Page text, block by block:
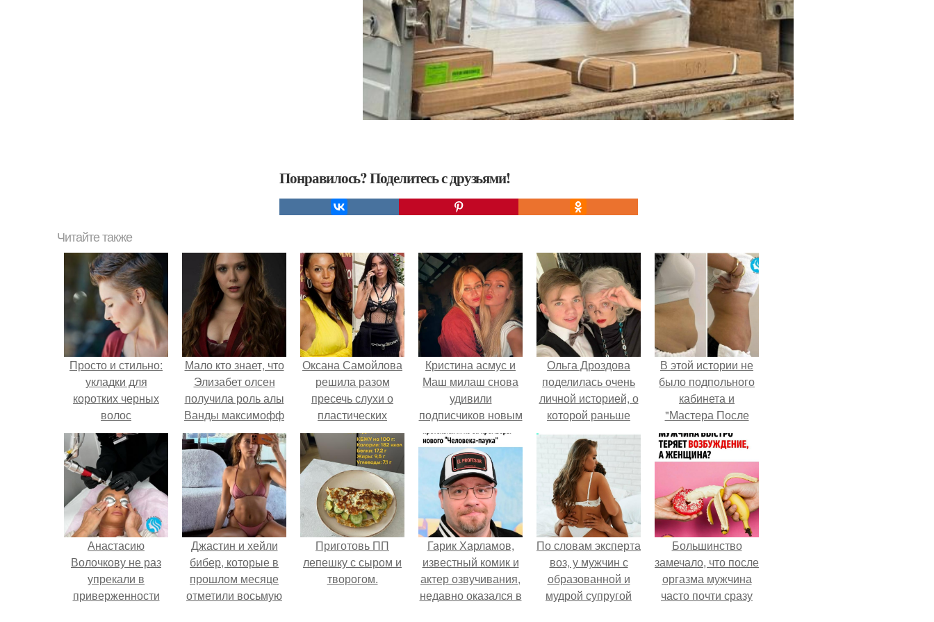
Понравилось? Поделитесь с друзьями!
Читайте также
Просто и стильно:
укладки для
коротких черных
волос
Мало кто знает, что
Элизабет олсен
получила роль алы
Ванды максимофф
не сразу.
Оксана Самойлова
решила разом
пресечь слухи о
пластических
операциях и
публично
прояснила
ситуацию.
Кристина асмус и
Маш милаш снова
удивили
подписчиков новым
совместным
появлением.
Ольга Дроздова
поделилась очень
личной историей, о
которой раньше
почти не говорила.
В этой истории не
было подпольного
кабинета и
"Мастера После
Двухнедельных
Курсов".
Анастасию
Волочкову не раз
упрекали в
приверженности
Джастин и хейли
бибер, которые в
прошлом месяце
отметили восьмую
Приготовь ПП
лепешку с сыром и
творогом.
Гарик Харламов,
известный комик и
актер озвучивания,
недавно оказался в
По словам эксперта
воз, у мужчин с
образованной и
мудрой супругой
Большинство
замечало, что после
оргазма мужчина
часто почти сразу